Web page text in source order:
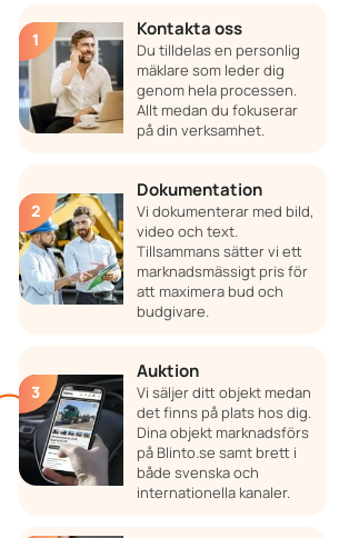
Kontakta oss
Du tilldelas en personlig
mäklare som leder dig
genom hela processen.
Allt medan du fokuserar
på din verksamhet.
Dokumentation
Vi dokumenterar med bild,
video och text.
Tillsammans sätter vi ett
marknadsmässigt pris för
att maximera bud och
budgivare.
Auktion
Vi säljer ditt objekt medan
det finns på plats hos dig.
Dina objekt marknadsförs
på Blinto.se samt brett i
både svenska och
internationella kanaler.